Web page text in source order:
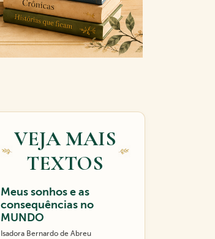
VEJA MAIS
TEXTOS
Meus sonhos e as
consequências no
MUNDO
Isadora Bernardo de Abreu